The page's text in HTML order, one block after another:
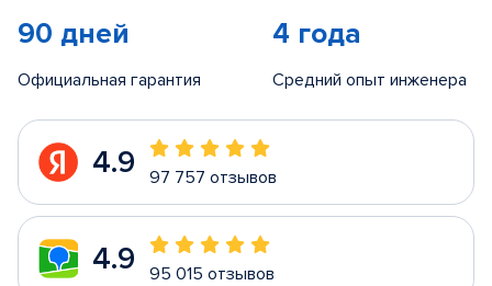
90 дней
Официальная гарантия
4 года
Средний опыт инженера
4.9 97 757 отзывов
4.9 95 015 отзывов